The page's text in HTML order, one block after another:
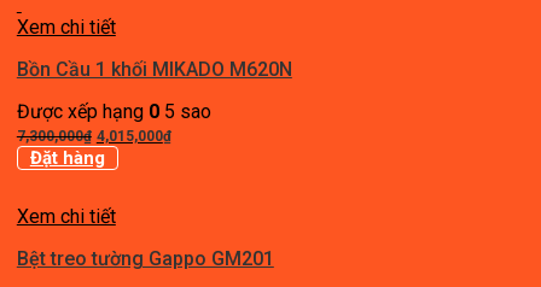
5,900,000₫.
Xem chi tiết
Bồn Cầu 1 khối MIKADO M620N
Được xếp hạng 05 sao
7,300,000₫ Giá
gốc
7,300,000₫.
4,015,000₫Giá
Đặt hàng
Xem chi tiết
Bệt treo tường Gappo GM201